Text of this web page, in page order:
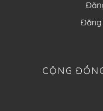
Đăng
CỘNG ĐỒNG